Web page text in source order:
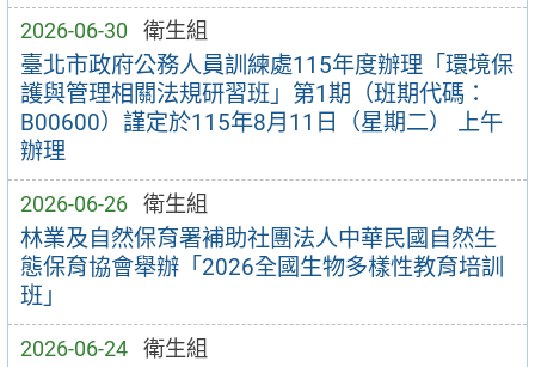
2026-06-30 衛生組
臺北市政府公務人員訓練處115年度辦理「環境保
護與管理相關法規研習班」第1期（班期代碼：
B00600）謹定於115年8月11日（星期二） 上午
辦理
2026-06-26 衛生組
林業及自然保育署補助社團法人中華民國自然生
態保育協會舉辦「2026全國生物多樣性教育培訓
班」
2026-06-24 衛生組